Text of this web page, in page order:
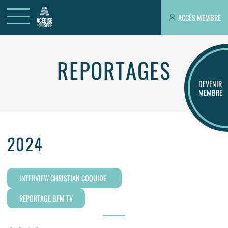
ACCÈS MEMBRE
DEVENIR
MEMBRE
REPORTAGES
2024
INTERVIEW CHRISTIAN COQUIDE
REPORTAGE BFM TV